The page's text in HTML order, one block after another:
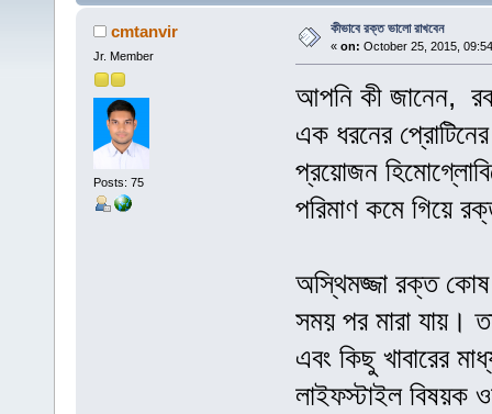
cmtanvir
Jr. Member
Posts: 75
কীভাবে রক্ত ভালো রাখবেন
« on: October 25, 2015,
আপনি কী জানেন,
এক ধরনের
প্রয়োজন
পরিমাণ কমে গিয়ে
অস্থিমজ্জা রক্ত কোষ
সময় পর মারা যায়।
এবং কিছু খাবারের
লাইফস্টাইল বিষয়ক